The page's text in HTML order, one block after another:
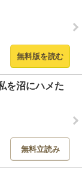
無料版を読む
を沼にハメた
無料立読み